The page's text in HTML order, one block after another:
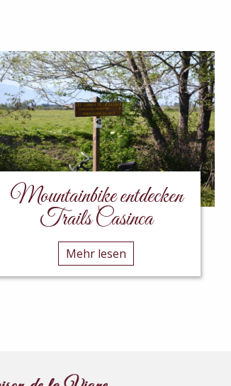
Mountainbike entdecken
Trails Casinca
Mehr lesen